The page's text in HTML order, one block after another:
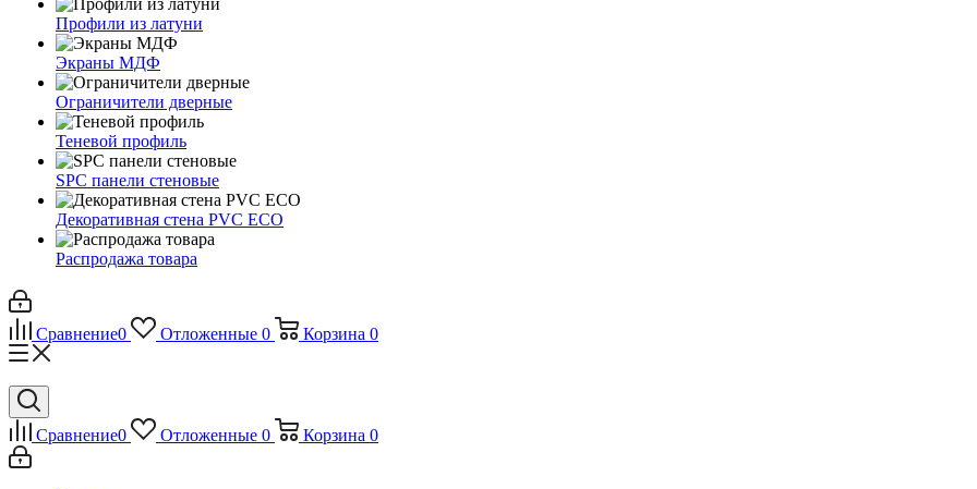
Профили из латуни
Экраны МДФ
Ограничители дверные
Теневой профиль
SPC панели стеновые
Декоративная стена PVC ECO
Распродажа товара
Сравнение0 Отложенные 0 Корзина 0
Сравнение0 Отложенные 0 Корзина 0